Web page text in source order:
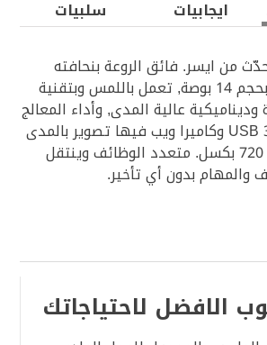
ايجابيات‎
سلبيات
2 في 1 المحدّث من ايسر. فائق الروعة بنحافته
وقوة أدائه. شاشة بحجم 14 بوصة, تعمل باللمس وبتقنية
عالية المدى, وأداء المعالج
عالٍ مع منفذين USB 3.1 وكاميرا ويب فيها تصوير بالمدى
الديناميكي العالي 720 بكسل. متعدد الوظائف وينتقل
والمهام بدون أي تأخير.
الافضل لاحتياجاتك